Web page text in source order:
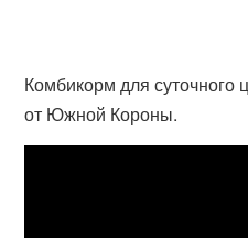
Комбикорм для суточного
от Южной Короны.